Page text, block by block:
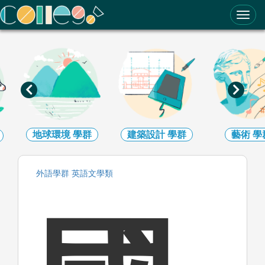
ColleGo! 大學選才與高中育才輔助系統
地球環境學群 建築設計學群 藝術 學
外語學群 英語文學類